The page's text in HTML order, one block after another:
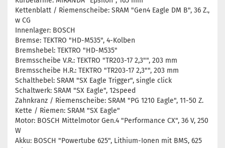
Kettenblatt / Riemenscheibe: SRAM "Gen4 Eagle DM B", 36 Z.,
w CG
Innenlager: BOSCH
Bremse: TEKTRO "HD-M535", 4-Kolben
Bremshebel: TEKTRO "HD-M535"
Bremsscheibe V.R.: TEKTRO "TR203-17 2,3"", 203 mm
Bremsscheibe H.R.: TEKTRO "TR203-17 2,3"", 203 mm
Schalthebel: SRAM "SX Eagle Trigger", single click
Schaltwerk: SRAM "SX Eagle", 12speed
Zahnkranz / Riemenscheibe: SRAM "PG 1210 Eagle", 11-50 Z.
Kette / Riemen: SRAM "SX Eagle"
Motor: BOSCH Mittelmotor Gen.4 "Performance CX", 36 V, 250
W
Akku: BOSCH "Powertube 625", Lithium-Ionen mit BMS, 625